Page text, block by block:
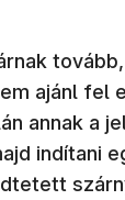
ajánl fel
annak a
indítani